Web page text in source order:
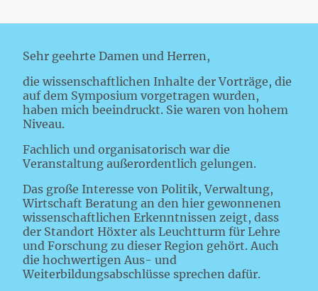
Sehr geehrte Damen und Herren,
die wissenschaftlichen Inhalte der Vorträge, die
auf dem Symposium vorgetragen wurden,
haben mich beeindruckt. Sie waren von hohem
Niveau.
Fachlich und organisatorisch war die
Veranstaltung außerordentlich gelungen.
Das große Interesse von Politik, Verwaltung,
Wirtschaft Beratung an den hier gewonnenen
wissenschaftlichen Erkenntnissen zeigt, dass
der Standort Höxter als Leuchtturm für Lehre
und Forschung zu dieser Region gehört. Auch
die hochwertigen Aus- und
Weiterbildungsabschlüsse sprechen dafür.